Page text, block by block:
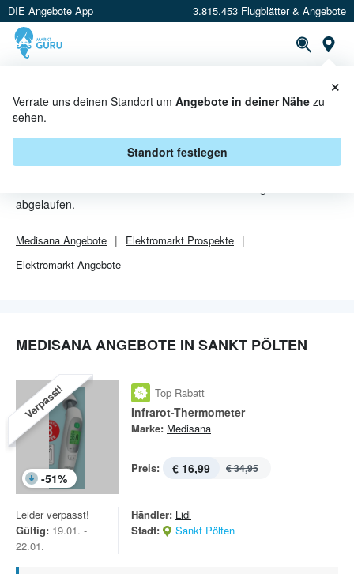
DIE Angebote App 3.815.453 Flugblätter & Angebote
Verrate uns deinen Standort um Angebote in deiner Nähe zu
sehen.
Standort festlegen
×
MEDISANA ANGEBOTE IN SANKT
abgelaufen.
Medisana Angebote Elektromarkt Prospekte
Elektromarkt Angebote
MEDISANA ANGEBOTE IN SANKT PÖLTEN
Verpasst!
-51%
Top Rabatt
Infrarot-Thermometer
Marke: Medisana
Preis: € 16,99 € 34,95
Leider verpasst!
Gültig: 19.01. -
22.01.
Händler: Lidl
Stadt:
Sankt Pölten